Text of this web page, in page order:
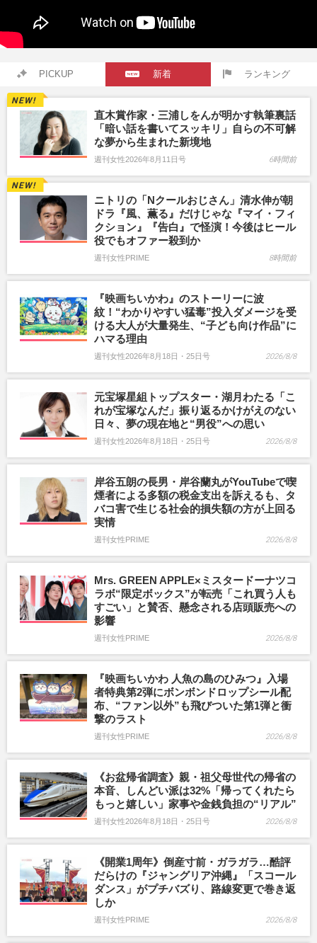
PICKUP 新着 ランキング
直木賞作家・三浦しをんが明かす執筆裏話
「暗い話を書いてスッキリ」自らの不可解
な夢から生まれた新境地
週刊女性2026年8月11日号 6時間前
ニトリの「Nクールおじさん」清水伸が朝
ドラ『風、薫る』だけじゃな『マイ・フィ
クション』『告白』で怪演！今後はヒール
役でもオファー殺到か
週刊女性PRIME 8時間前
『映画ちいかわ』のストーリーに波
紋！“わかりやすい猛毒”投入ダメージを受
ける大人が大量発生、“子ども向け作品”に
ハマる理由
週刊女性2026年8月18日・25日号 2026/8/8
元宝塚星組トップスター・湖月わたる「こ
れが宝塚なんだ」振り返るかけがえのない
日々、夢の現在地と“男役”への思い
週刊女性2026年8月18日・25日号 2026/8/8
岸谷五朗の長男・岸谷蘭丸がYouTubeで喫
煙者による多額の税金支出を訴えるも、タ
バコ害で生じる社会的損失額の方が上回る
実情
週刊女性PRIME 2026/8/8
Mrs. GREEN APPLE×ミスタードーナツコ
ラボ“限定ボックス”が転売「これ買う人も
すごい」と賛否、懸念される店頭販売への
影響
週刊女性PRIME 2026/8/8
『映画ちいかわ 人魚の島のひみつ』入場
者特典第2弾にボンボンドロップシール配
布、“ファン以外”も飛びついた第1弾と衝
撃のラスト
週刊女性PRIME 2026/8/8
《お盆帰省調査》親・祖父母世代の帰省の
本音、しんどい派は32%「帰ってくれたら
もっと嬉しい」家事や金銭負担の“リアル”
週刊女性2026年8月18日・25日号 2026/8/8
《開業1周年》倒産寸前・ガラガラ…酷評
だらけの『ジャングリア沖縄』「スコール
ダンス」がプチバズり、路線変更で巻き返
しか
週刊女性PRIME 2026/8/8